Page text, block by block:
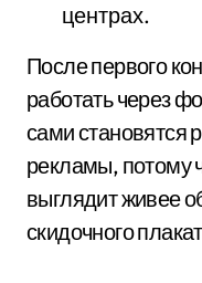
центрах.
После первого
работать через
сами становятся
рекламы, потому
выглядит живее
скидочного